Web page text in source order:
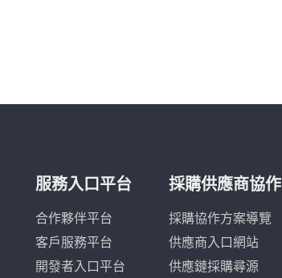
服務入口平台
合作夥伴平台
客戶服務平台
開發者入口平台
採購供應商協作
採購協作方案導覽
供應商入口網站
供應鏈採購尋源